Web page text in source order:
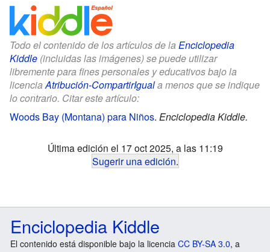
Todo el contenido de los artículos de la Enciclopedia
Kiddle (incluidas las imágenes) se puede utilizar
libremente para fines personales y educativos bajo la
licenciaAtribución-CompartirIguala menos que se indique
lo contrario. Citar este artículo:
Woods Bay (Montana) para Niños. Enciclopedia Kiddle.
Última edición el 17 oct 2025, a las 11:19
Sugerir una edición.
Enciclopedia Kiddle
El contenido está disponible bajo la licencia CC BY-SA 3.0, a